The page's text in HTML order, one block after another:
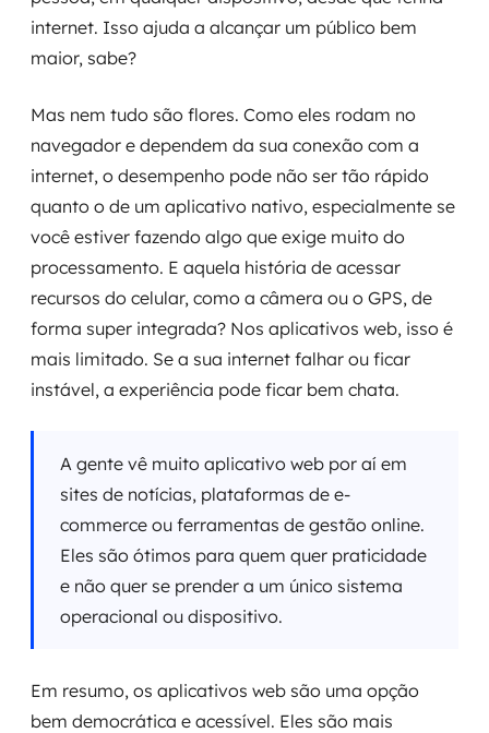
internet. Isso ajuda a alcançar um público bem
maior, sabe?
Mas nem tudo são flores. Como eles rodam no
navegador e dependem da sua conexão com a
internet, o desempenho pode não ser tão rápido
quanto o de um aplicativo nativo, especialmente se
você estiver fazendo algo que exige muito do
processamento. E aquela história de acessar
recursos do celular, como a câmera ou o GPS, de
forma super integrada? Nos aplicativos web, isso é
mais limitado. Se a sua internet falhar ou ficar
instável, a experiência pode ficar bem chata.
A gente vê muito aplicativo web por aí em
sites de notícias, plataformas de e-
commerce ou ferramentas de gestão online.
Eles são ótimos para quem quer praticidade
e não quer se prender a um único sistema
operacional ou dispositivo.
Em resumo, os aplicativos web são uma opção
bem democrática e acessível. Eles são mais